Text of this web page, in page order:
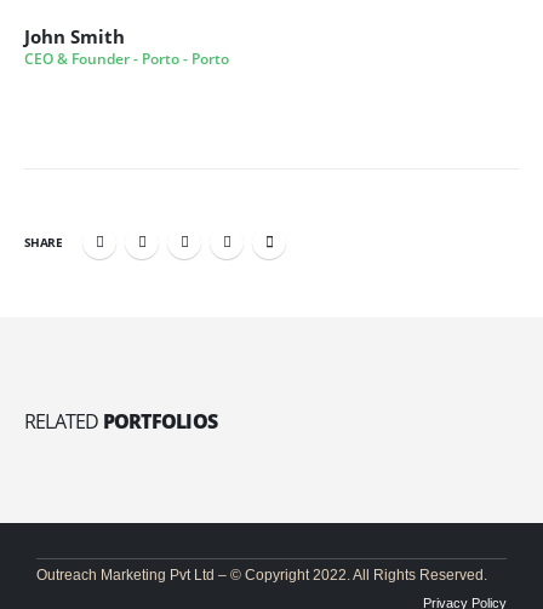
John Smith
CEO & Founder - Porto - Porto
SHARE
RELATED PORTFOLIOS
Outreach Marketing Pvt Ltd – © Copyright 2022. All Rights Reserved.
Privacy Policy